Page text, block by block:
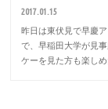
2017.01.15
昨日は東伏見で早慶
で、早稲田大学が見
ケーを見た方も楽し